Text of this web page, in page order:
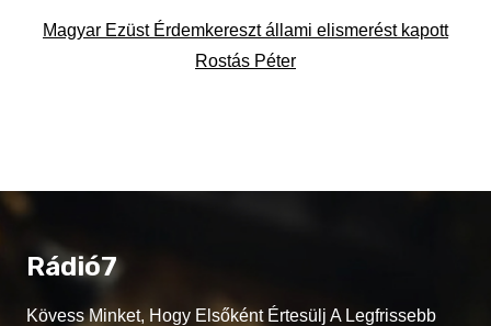
Magyar Ezüst Érdemkereszt állami elismerést kapott
Rostás Péter
Rádió7
Kövess Minket, Hogy Elsőként Értesülj A Legfrissebb